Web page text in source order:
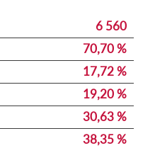
6 560
70,70 %
17,72 %
19,20 %
30,63 %
38,35 %